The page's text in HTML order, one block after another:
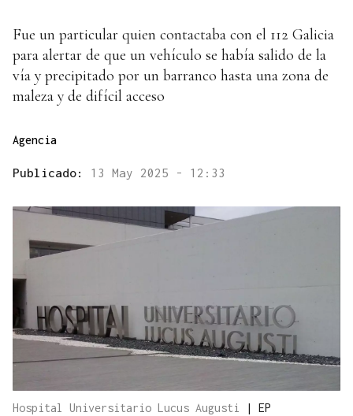
Fue un particular quien contactaba con el 112 Galicia
para alertar de que un vehículo se había salido de la
vía y precipitado por un barranco hasta una zona de
maleza y de difícil acceso
Agencia
Publicado: 13 May 2025 - 12:33
Hospital Universitario Lucus Augusti | EP